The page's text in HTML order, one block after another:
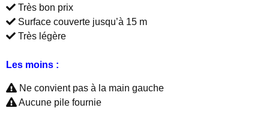
Très bon prix
Surface couverte jusqu’à 15 m
Très légère
Les moins :
Ne convient pas à la main gauche
Aucune pile fournie